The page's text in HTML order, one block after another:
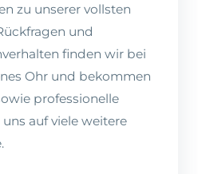
zu unserer vollsten
und
finden wir bei
Ohr und bekommen
professionelle
auf viele weitere